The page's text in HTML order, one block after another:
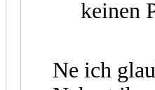
keinen
Ne ich